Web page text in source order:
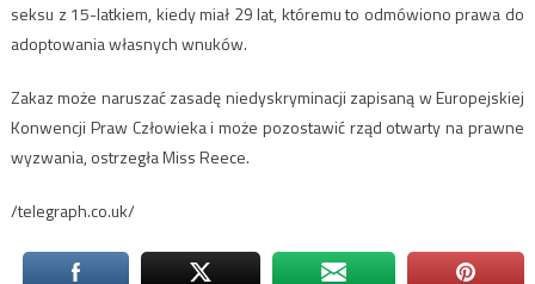
seksu z 15-latkiem, kiedy miał 29 lat, któremu to odmówiono prawa do
adoptowania własnych wnuków.
Zakaz może naruszać zasadę niedyskryminacji zapisaną w Europejskiej
Konwencji Praw Człowieka i może pozostawić rząd otwarty na prawne
wyzwania, ostrzegła Miss Reece.
/telegraph.co.uk/